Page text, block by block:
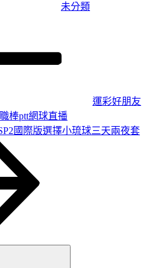
未分類
運彩好朋友
棒ptt網球直播
國際版選擇小琉球三天兩夜套